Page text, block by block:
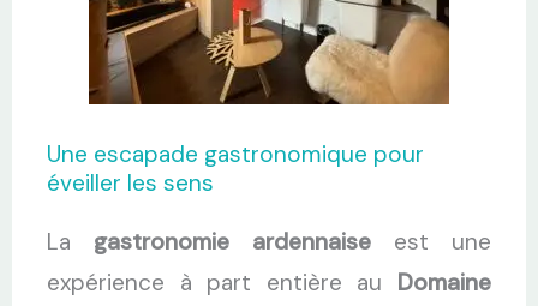
Une escapade gastronomique pour
éveiller les sens
La gastronomie ardennaise est une
expérience à part entière au Domaine